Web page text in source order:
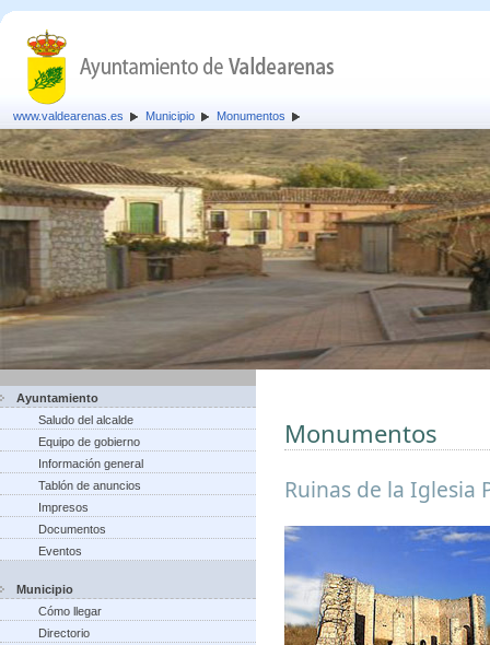
www.valdearenas.es Municipio Monumentos
Ayuntamiento
Saludo del alcalde
Equipo de gobierno
Información general
Tablón de anuncios
Impresos
Documentos
Eventos
Municipio
Cómo llegar
Directorio
Monumentos
Ruinas de la